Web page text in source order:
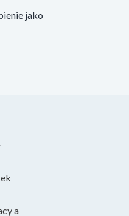
jako
a